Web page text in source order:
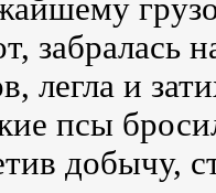
забралась
легла и
псы
добычу,